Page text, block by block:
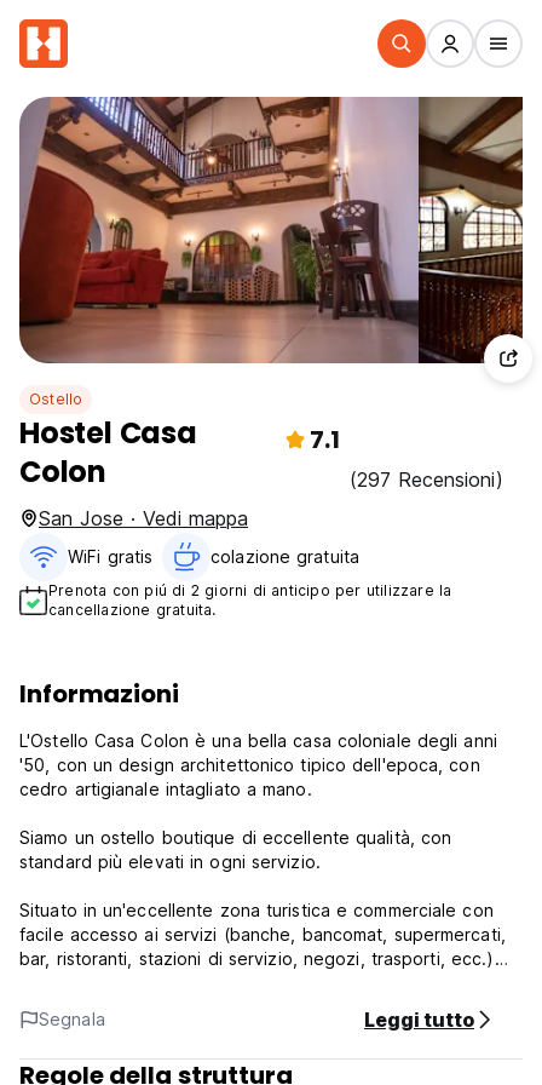
Ostello
Hostel Casa
Colon
7.1
(297 Recensioni)
San Jose · Vedi mappa
WiFi gratis colazione gratuita‎
Prenota con piú di 2 giorni di anticipo per utilizzare la
cancellazione gratuita.
Informazioni
L'Ostello Casa Colon è una bella casa coloniale degli anni
'50, con un design architettonico tipico dell'epoca, con
cedro artigianale intagliato a mano.
Siamo un ostello boutique di eccellente qualità, con
standard più elevati in ogni servizio.
Situato in un'eccellente zona turistica e commerciale con
facile accesso ai servizi (banche, bancomat, supermercati,
bar, ristoranti, stazioni di servizio, negozi, trasporti, ecc.)
Offriamo camere private e condivise, bar e ristorante,
sicurezza, eccellente servizio clienti e informazioni
turistiche, parcheggio gratuito, sala TV con schermo piatto
via cavo.
Segnala Leggi tutto
Regole della struttura